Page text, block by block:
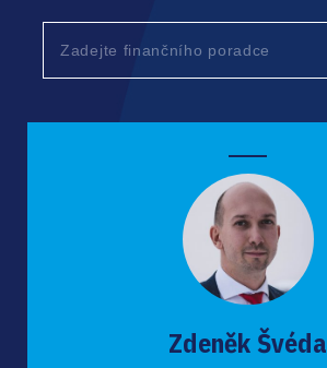
Zdeněk Švéda